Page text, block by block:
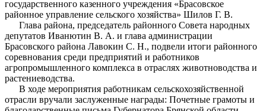
государственного казенного учреждения «Брасовское
районное управление сельского хозяйства» Шилов Г. В.
Глава района, председатель районного Совета народных
депутатов Иванютин В. А. и глава администрации
Брасовского района Лавокин С. Н., подвели итоги районного
соревнования среди предприятий и работников
агропромышленного комплекса в отраслях животноводства и
растениеводства.
В ходе мероприятия работникам сельскохозяйственной
отрасли вручали заслуженные награды: Почетные грамоты и